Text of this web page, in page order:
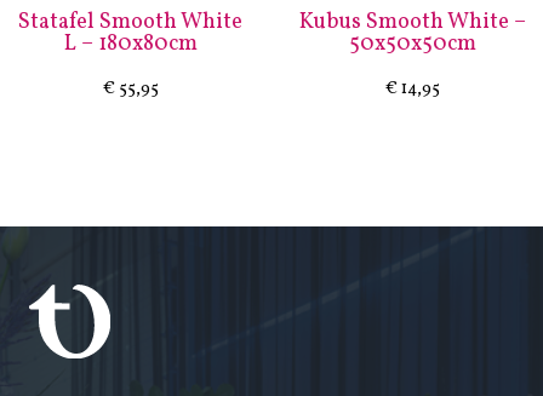
Statafel Smooth White
L – 180x80cm
€55,95
Kubus Smooth White –
50x50x50cm
€14,95